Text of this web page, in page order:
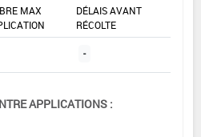
MAX
DÉLAIS AVANT
RÉCOLTE
-
APPLICATIONS :